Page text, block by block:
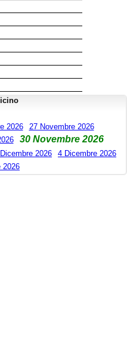
2026
27 Novembre 2026
30 Novembre 2026
2026
4 Dicembre 2026
2026